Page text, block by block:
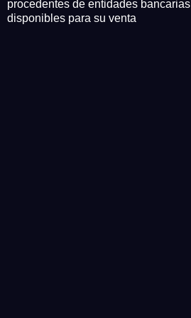
procedentes de entidades bancarias
disponibles para su venta